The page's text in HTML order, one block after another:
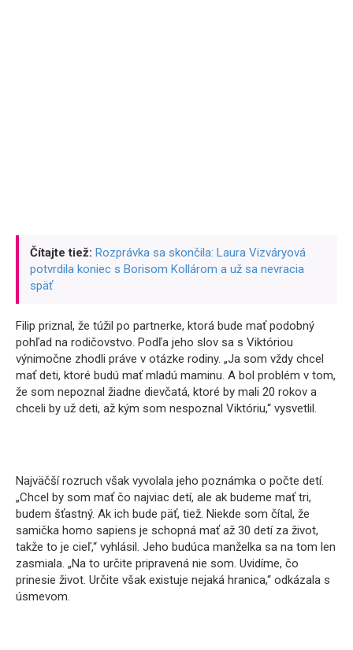
Čítajte tiež: Rozprávka sa skončila: Laura Vizváryová
potvrdila koniec s Borisom Kollárom a už sa nevracia
späť
Filip priznal, že túžil po partnerke, ktorá bude mať podobný
pohľad na rodičovstvo. Podľa jeho slov sa s Viktóriou
výnimočne zhodli práve v otázke rodiny. „Ja som vždy chcel
mať deti, ktoré budú mať mladú maminu. A bol problém v tom,
že som nepoznal žiadne dievčatá, ktoré by mali 20 rokov a
chceli by už deti, až kým som nespoznal Viktóriu,“ vysvetlil.
Najväčší rozruch však vyvolala jeho poznámka o počte detí.
„Chcel by som mať čo najviac detí, ale ak budeme mať tri,
budem šťastný. Ak ich bude päť, tiež. Niekde som čítal, že
samička homo sapiens je schopná mať až 30 detí za život,
takže to je cieľ,“ vyhlásil. Jeho budúca manželka sa na tom len
zasmiala. „Na to určite pripravená nie som. Uvidíme, čo
prinesie život. Určite však existuje nejaká hranica,“ odkázala s
úsmevom.